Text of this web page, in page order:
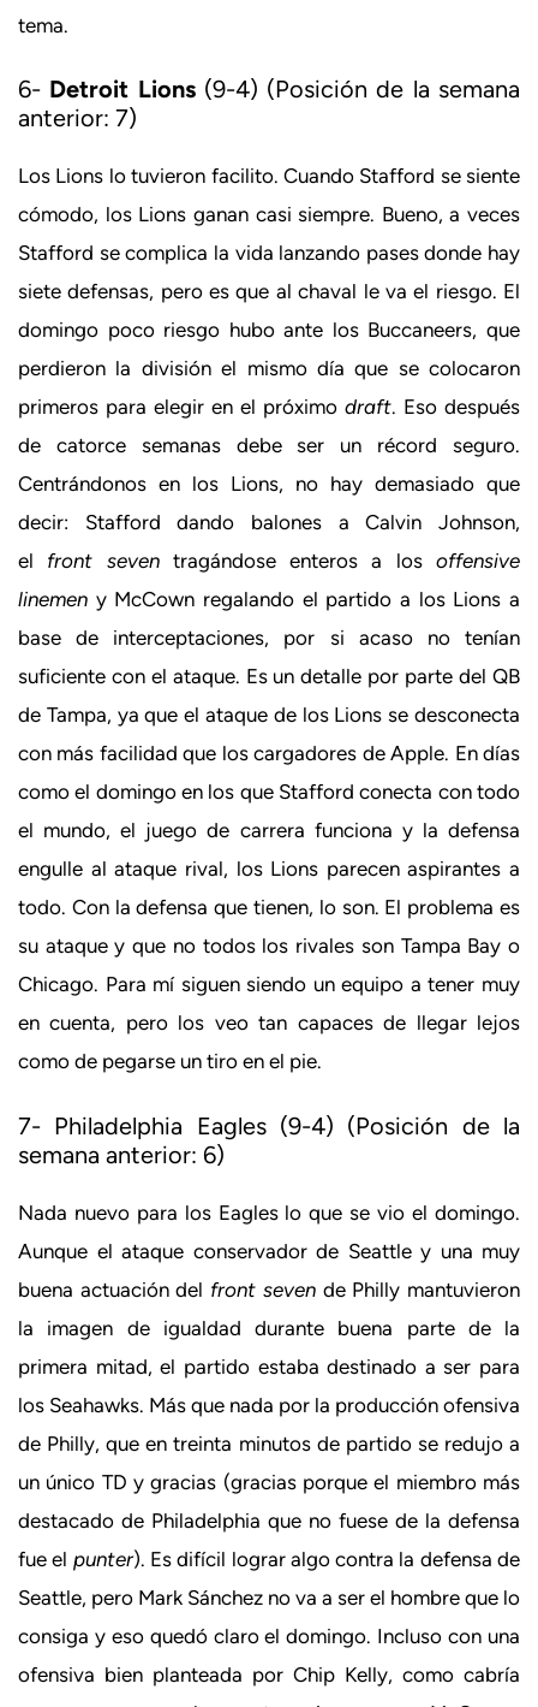
tema.
6- Detroit Lions(9-4) (Posición de la semana
anterior: 7)
Los Lions lo tuvieron facilito. Cuando Stafford se siente
cómodo, los Lions ganan casi siempre. Bueno, a veces
Stafford se complica la vida lanzando pases donde hay
siete defensas, pero es que al chaval le va el riesgo. El
domingo poco riesgo hubo ante los Buccaneers, que
perdieron la división el mismo día que se colocaron
primeros para elegir en el próximo draft. Eso después
de catorce semanas debe ser un récord seguro.
Centrándonos en los Lions, no hay demasiado que
decir: Stafford dando balones a Calvin Johnson,
el front seventragándose enteros a losoffensive
linemen y McCown regalando el partido a los Lions a
base de interceptaciones, por si acaso no tenían
suficiente con el ataque. Es un detalle por parte del QB
de Tampa, ya que el ataque de los Lions se desconecta
con más facilidad que los cargadores de Apple. En días
como el domingo en los que Stafford conecta con todo
el mundo, el juego de carrera funciona y la defensa
engulle al ataque rival, los Lions parecen aspirantes a
todo. Con la defensa que tienen, lo son. El problema es
su ataque y que no todos los rivales son Tampa Bay o
Chicago. Para mí siguen siendo un equipo a tener muy
en cuenta, pero los veo tan capaces de llegar lejos
como de pegarse un tiro en el pie.
7- Philadelphia Eagles (9-4) (Posición de la
semana anterior: 6)
Nada nuevo para los Eagles lo que se vio el domingo.
Aunque el ataque conservador de Seattle y una muy
buena actuación del front sevende Philly mantuvieron
la imagen de igualdad durante buena parte de la
primera mitad, el partido estaba destinado a ser para
los Seahawks. Más que nada por la producción ofensiva
de Philly, que en treinta minutos de partido se redujo a
un único TD y gracias (gracias porque el miembro más
destacado de Philadelphia que no fuese de la defensa
fue el punter). Es difícil lograr algo contra la defensa de
Seattle, pero Mark Sánchez no va a ser el hombre que lo
consiga y eso quedó claro el domingo. Incluso con una
ofensiva bien planteada por Chip Kelly, como cabría